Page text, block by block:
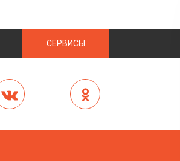
СЕРВИСЫ